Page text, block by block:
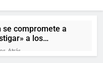
se compromete a
a los
de
un avión
Atrás